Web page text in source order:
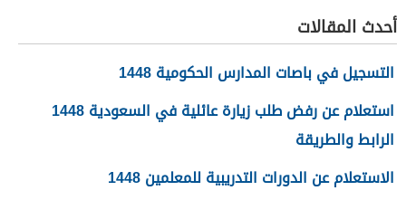
أحدث المقالات
التسجيل في باصات المدارس الحكومية 1448
استعلام عن رفض طلب زيارة عائلية في السعودية 1448
الرابط والطريقة
الاستعلام عن الدورات التدريبية للمعلمين 1448